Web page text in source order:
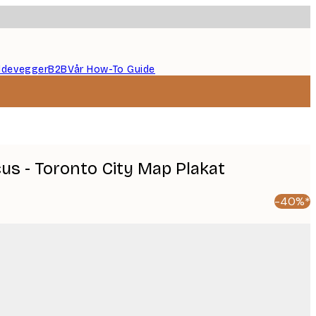
B2BVår How-To Guide
- Toronto City Map Plakat
-40%*